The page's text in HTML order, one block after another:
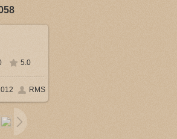
размере
5.0
RMS